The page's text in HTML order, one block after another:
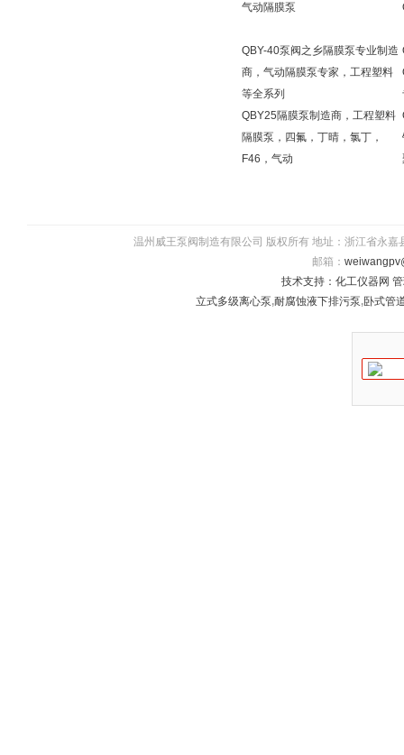
气动隔膜泵
QBY-40泵阀之乡隔膜泵专业制造
商，气动隔膜泵专家，工程塑料
等全系列
QBY25隔膜泵制造商，工程塑料
隔膜泵，四氟，丁晴，氯丁，
F46，气动
温州威王泵阀制造有限公司 版权所有 地址：浙江省永
邮箱：
技术支持： 化工仪器网
立式多级离心泵,耐腐蚀液下排污泵,卧式管